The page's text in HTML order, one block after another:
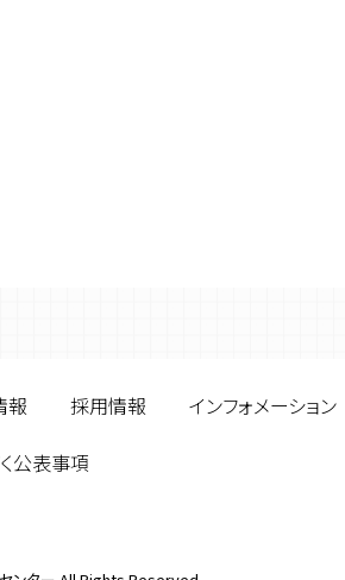
報 採用情報 インフォメーション
公表事項